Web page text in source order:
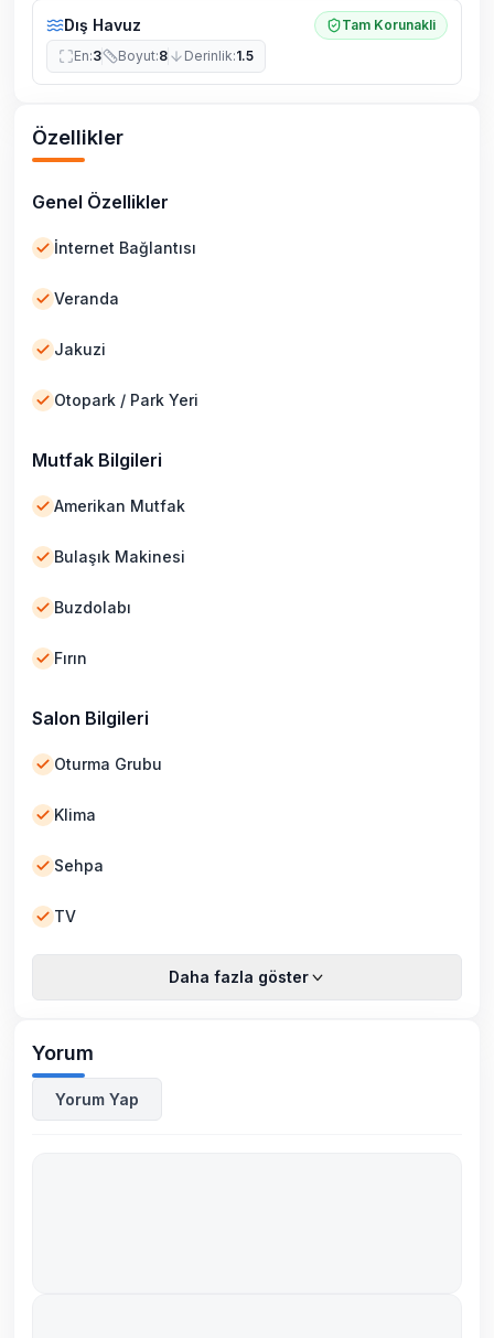
Dış Havuz
Tam Korunakli
En:3 Boyut:8 Derinlik:1.5
Özellikler
Genel Özellikler
İnternet Bağlantısı
Veranda
Jakuzi
Otopark / Park Yeri
Mutfak Bilgileri
Amerikan Mutfak
Bulaşık Makinesi
Buzdolabı
Fırın
Salon Bilgileri
Oturma Grubu
Klima
Sehpa
TV
Daha fazla göster
Yorum
Yorum Yap